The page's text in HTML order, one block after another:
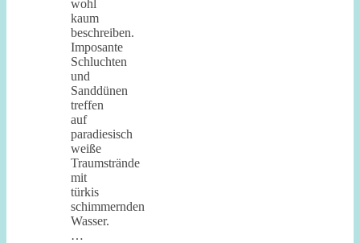
wohl
kaum
beschreiben.
Imposante
Schluchten
und
Sanddünen
treffen
auf
paradiesisch
weiße
Traumstrände
mit
türkis
schimmernden
Wasser.
…